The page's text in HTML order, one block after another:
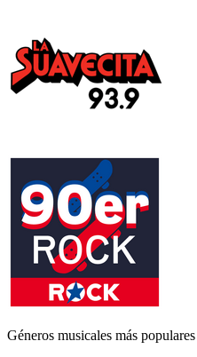
Géneros musicales más populares